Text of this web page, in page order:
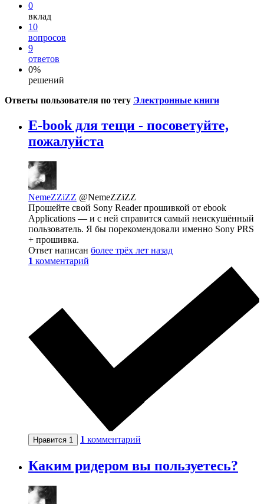
0
вклад
10
вопросов
9
ответов
0%
решений
Ответы пользователя по тегу Электронные книги
E-book для тещи - посоветуйте,
пожалуйста
NemeZZiZZ @NemeZZiZZ
Прошейте свой Sony Reader прошивкой от ebook
Applications — и с ней справится самый неискушённый
пользователь. Я бы порекомендовали именно Sony PRS
+ прошивка.
Ответ написан более трёх лет назад
1 комментарий
Нравится 1 1 комментарий
Каким ридером вы пользуетесь?